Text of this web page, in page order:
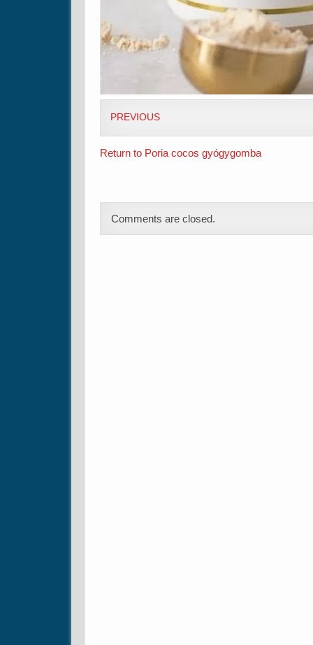
PREVIOUS
Return to Poria cocos gyógygomba
Comments are closed.